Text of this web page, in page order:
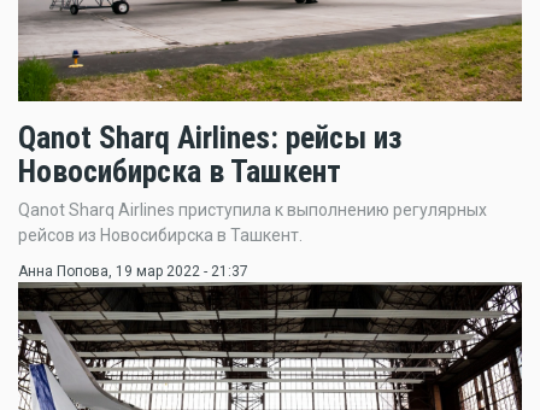
Qanot Sharq Airlines: рейсы из
Новосибирска в Ташкент
Qanot Sharq Airlines приступила к выполнению регулярных
рейсов из Новосибирска в Ташкент.
Анна Попова, 19 мар 2022 - 21:37